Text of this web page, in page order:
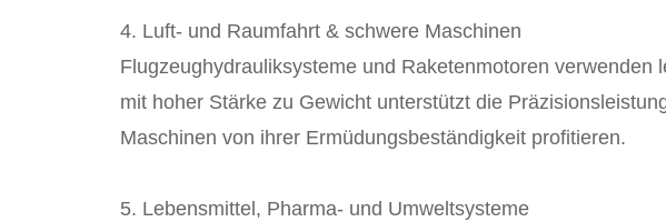
4. Luft- und Raumfahrt & schwere Maschinen
Flugzeughydrauliksysteme und Raketenmotoren
mit hoher Stärke zu Gewicht unterstützt die
Maschinen von ihrer Ermüdungsbeständigkeit profitieren.
5. Lebensmittel, Pharma- und Umweltsysteme